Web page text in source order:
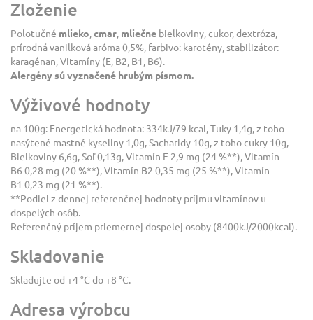
Zloženie
Polotučné mlieko,cmar, mliečne bielkoviny, cukor, dextróza,
prírodná vanilková aróma 0,5%, farbivo: karotény, stabilizátor:
karagénan, Vitamíny (E, B2, B1, B6).
Alergény sú vyznačené hrubým písmom.
Výživové hodnoty
na 100g: Energetická hodnota: 334kJ/79 kcal, Tuky 1,4g, z toho
nasýtené mastné kyseliny 1,0g, Sacharidy 10g, z toho cukry 10g,
Bielkoviny 6,6g, Soľ 0,13g, Vitamín E 2,9 mg (24 %**), Vitamín
B6 0,28 mg (20 %**), Vitamín B2 0,35 mg (25 %**), Vitamín
B1 0,23 mg (21 %**).
**Podiel z dennej referenčnej hodnoty príjmu vitamínov u
dospelých osôb.
Referenčný príjem priemernej dospelej osoby (8400kJ/2000kcal).
Skladovanie
Skladujte od +4 °C do +8 °C.
Adresa výrobcu